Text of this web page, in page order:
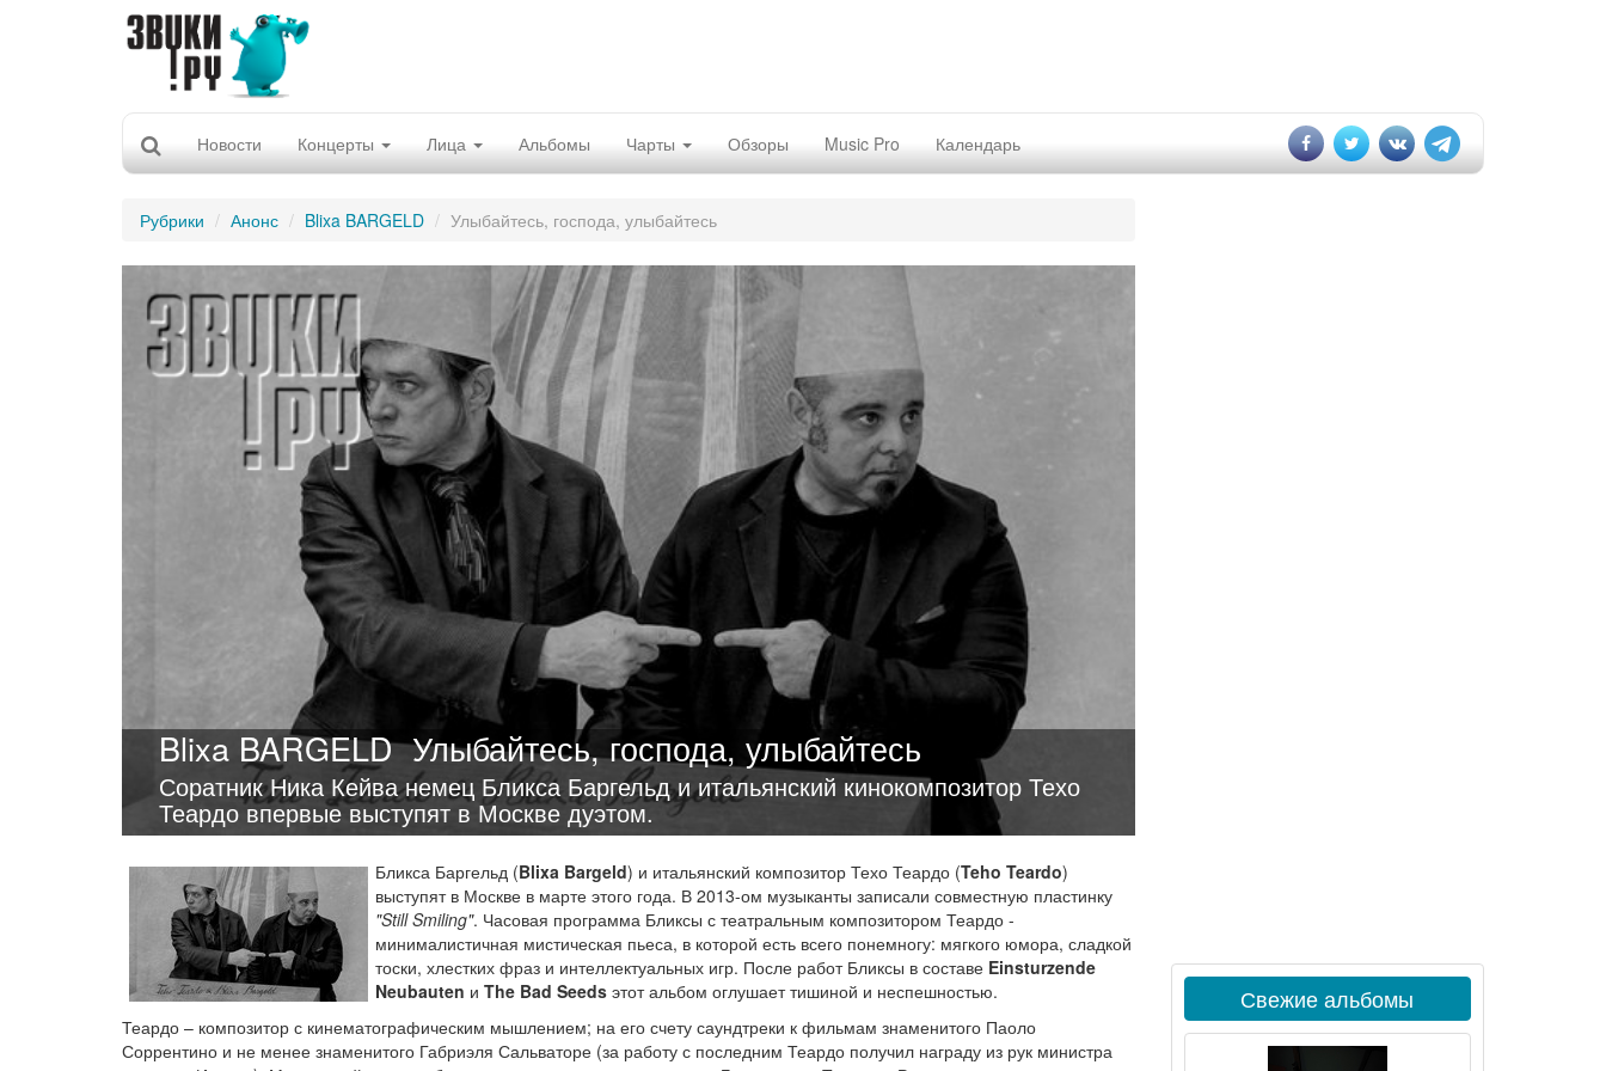
Новости Концерты Лица Альбомы Чарты Обзоры Music Pro Календарь
Рубрики Анонс Blixa BARGELD Улыбайтесь, господа, улыбайтесь
Blixa BARGELD Улыбайтесь, господа, улыбайтесь
Соратник Ника Кейва немец Бликса Баргельд и итальянский кинокомпозитор Техо
Теардо впервые выступят в Москве дуэтом.
Бликса Баргельд (Blixa Bargeld) и итальянский композитор Техо Теардо (Teho Teardo)
выступят в Москве в марте этого года. В 2013-ом музыканты записали совместную пластинку
"Still Smiling". Часовая программа Бликсы с театральным композитором Теардо -
минималистичная мистическая пьеса, в которой есть всего понемногу: мягкого юмора, сладкой
тоски, хлестких фраз и интеллектуальных игр. После работ Бликсы в составе Einsturzende
Neubauten и The Bad Seeds этот альбом оглушает тишиной и неспешностью.
Теардо – композитор с кинематографическим мышлением; на его счету саундтреки к фильмам знаменитого Паоло
Соррентино и не менее знаменитого Габриэля Сальваторе (за работу с последним Теардо получил награду из рук министра
Свежие альбомы